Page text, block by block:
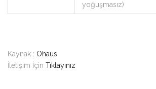
yoğuşmasız)
Kaynak : Ohaus
İletişim İçin Tıklayınız